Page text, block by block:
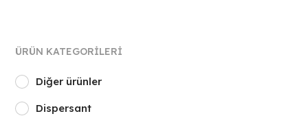
ÜRÜN KATEGORILERI
Diğer ürünler
Dispersant